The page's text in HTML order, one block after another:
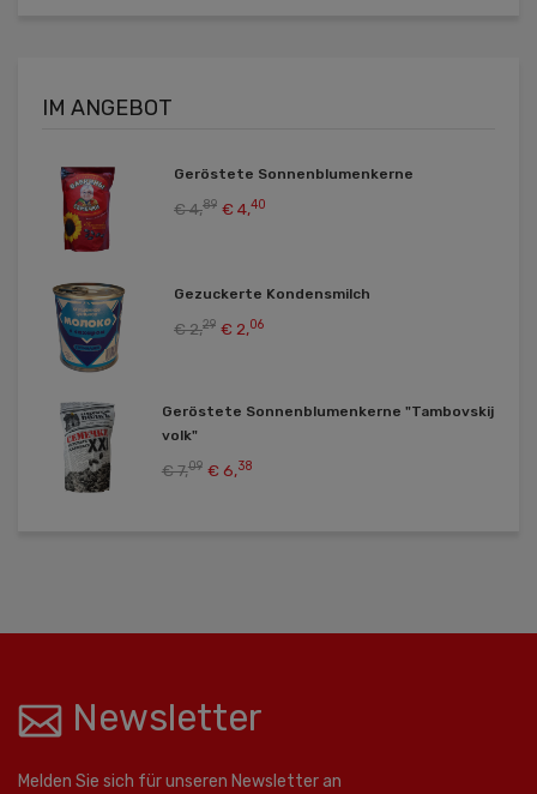
IM ANGEBOT
Geröstete Sonnenblumenkerne
€ 4,89 € 4,40
Gezuckerte Kondensmilch
€ 2,29 € 2,06
Geröstete Sonnenblumenkerne "Tambovskij
volk"
€ 7,09 € 6,38
Newsletter
Melden Sie sich für unseren Newsletter an